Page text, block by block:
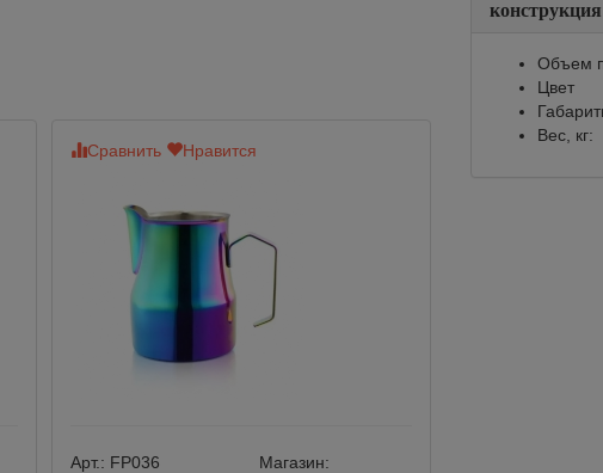
Сравнить Нравится
Арт.: FP036
Магазин:
конструкция
Объем
Цвет
Вес, кг: